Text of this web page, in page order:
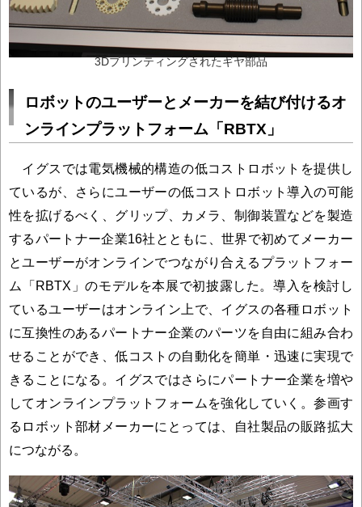
3Dプリンティングされたギヤ部品
ロボットのユーザーとメーカーを結び付けるオ
ンラインプラットフォーム「RBTX」
イグスでは電気機械的構造の低コストロボットを提供し
ているが、さらにユーザーの低コストロボット導入の可能
性を拡げるべく、グリップ、カメラ、制御装置などを製造
するパートナー企業16社とともに、世界で初めてメーカー
とユーザーがオンラインでつながり合えるプラットフォー
ム「RBTX」のモデルを本展で初披露した。導入を検討し
ているユーザーはオンライン上で、イグスの各種ロボット
に互換性のあるパートナー企業のパーツを自由に組み合わ
せることができ、低コストの自動化を簡単・迅速に実現で
きることになる。イグスではさらにパートナー企業を増や
してオンラインプラットフォームを強化していく。参画す
るロボット部材メーカーにとっては、自社製品の販路拡大
につながる。